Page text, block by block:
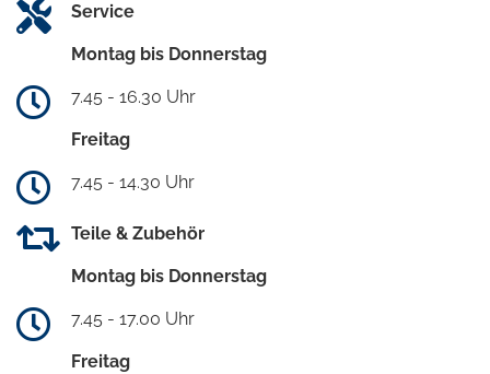
Service
Montag bis Donnerstag
7.45 - 16.30 Uhr
Freitag
7.45 - 14.30 Uhr
Teile & Zubehör
Montag bis Donnerstag
7.45 - 17.00 Uhr
Freitag